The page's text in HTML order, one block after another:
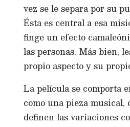
vez se le separa por su
Ésta es central a esa
finge un efecto
las personas. Más bien,
propio aspecto y su
La película se comporta
como una pieza
definen las variaciones